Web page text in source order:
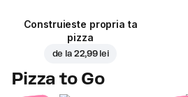
Construieste propria ta
pizza
de la 22,99 lei
Pizza to Go